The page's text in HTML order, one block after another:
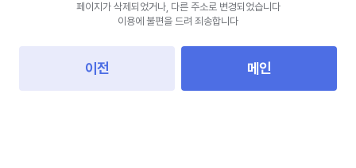
페이지가 삭제되었거나, 다른 주소로 변경되었습니다
이용에 불편을 드려 죄송합니다
이전 메인